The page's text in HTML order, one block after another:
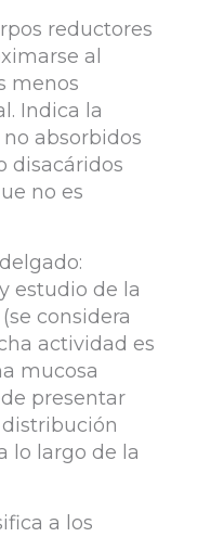
reductores
al
menos
Indica la
absorbidos
disacáridos
no es
estudio de la
considera
actividad es
mucosa
presentar
lo largo de la
a los